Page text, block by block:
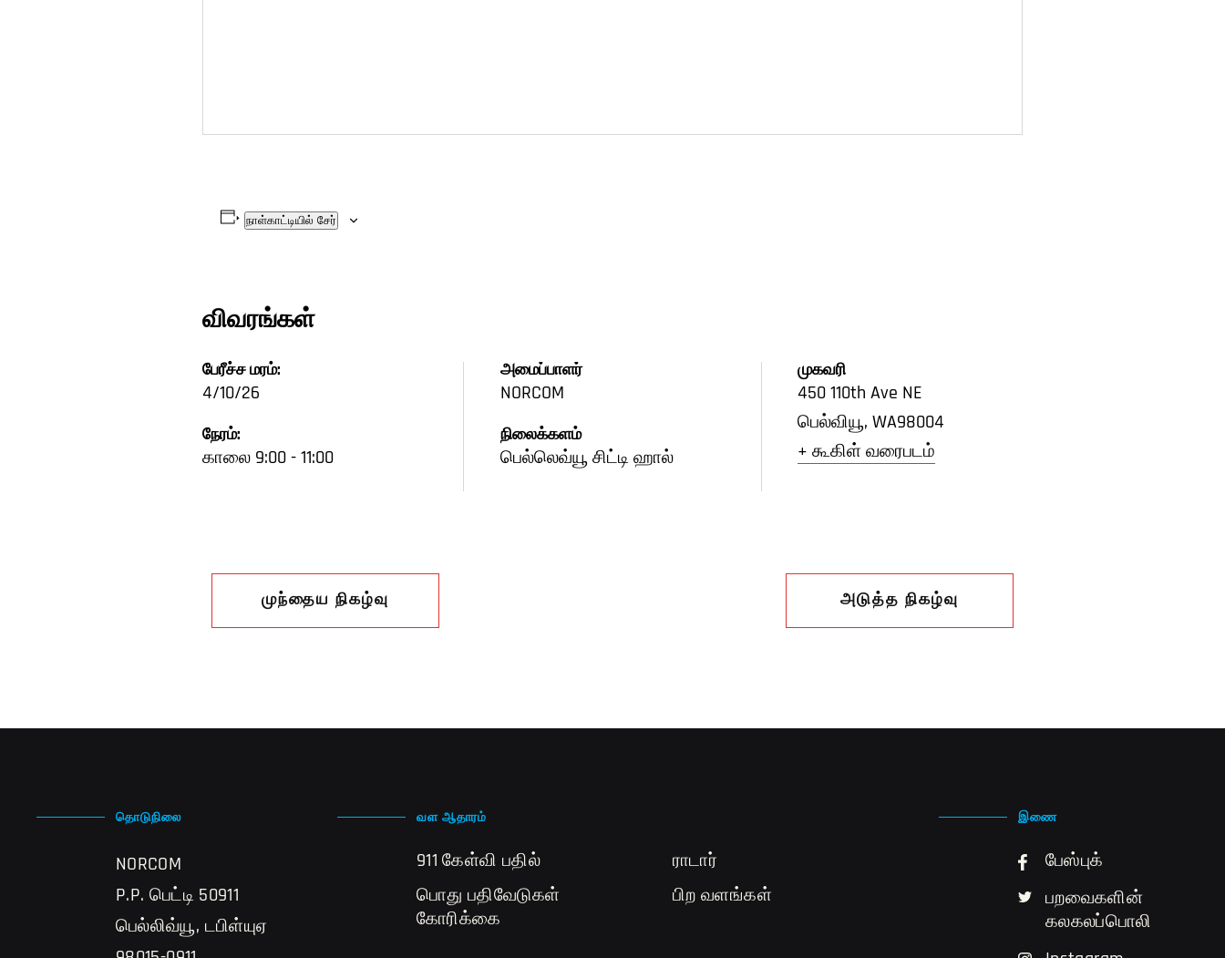
நாள்காட்டியில் சேர்
விவரங்கள்
பேரீச்ச மரம்:
4/10/26
நேரம்:
காலை 9:00 - 11:00
அமைப்பாளர்
NORCOM
நிலைக்களம்
பெல்லெவ்யூ சிட்டி ஹால்
முகவரி
450 110th Ave NE
பெல்வியூ, WA98004
+ கூகிள் வரைபடம்
முந்தைய நிகழ்வு அடுத்த நிகழ்வு
தொடுநிலை
NORCOM
P.P. பெட்டி 50911
பெல்லிவ்யூ, டபிள்யுஏ
வள ஆதாரம்
911 கேள்வி பதில்
பொது பதிவேடுகள்
கோரிக்கை
ராடார்
பிற வளங்கள்
இணை
பேஸ்புக்
பறவைகளின்
கலகலப்பொலி